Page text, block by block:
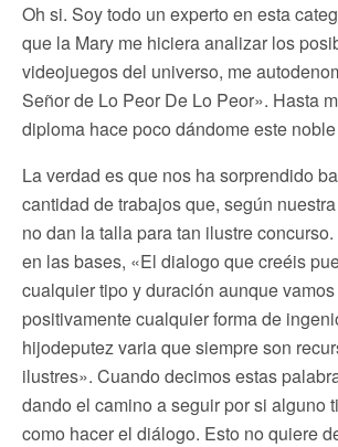
Oh si. Soy todo un experto en esta
que la Mary me hiciera analizar los
videojuegos del universo, me
Señor de Lo Peor De Lo Peor». Hasta
diploma hace poco dándome este
La verdad es que nos ha sorprendido
cantidad de trabajos que, según
no dan la talla para tan ilustre
en las bases, «El dialogo que creéis
cualquier tipo y duración aunque
positivamente cualquier forma de
hijodeputez varia que siempre son
ilustres». Cuando decimos estas
dando el camino a seguir por si alguno
como hacer el diálogo. Esto no quiere